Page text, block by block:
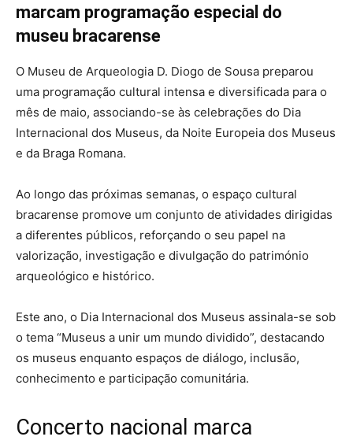
marcam programação especial do
museu bracarense
O Museu de Arqueologia D. Diogo de Sousa preparou
uma programação cultural intensa e diversificada para o
mês de maio, associando-se às celebrações do Dia
Internacional dos Museus, da Noite Europeia dos Museus
e da Braga Romana.
Ao longo das próximas semanas, o espaço cultural
bracarense promove um conjunto de atividades dirigidas
a diferentes públicos, reforçando o seu papel na
valorização, investigação e divulgação do património
arqueológico e histórico.
Este ano, o Dia Internacional dos Museus assinala-se sob
o tema “Museus a unir um mundo dividido”, destacando
os museus enquanto espaços de diálogo, inclusão,
conhecimento e participação comunitária.
Concerto nacional marca